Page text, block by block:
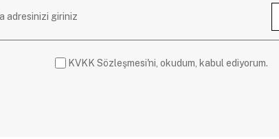
KVKK Sözleşmesi'ni, okudum, kabul ediyorum.